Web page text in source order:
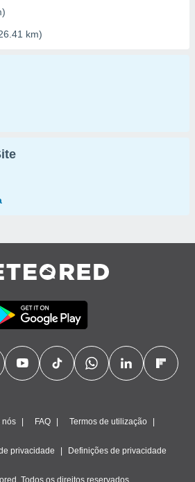
km)
nós FAQ Termos de utilização
privacidade Definições de privacidade
Todos os direitos reservados